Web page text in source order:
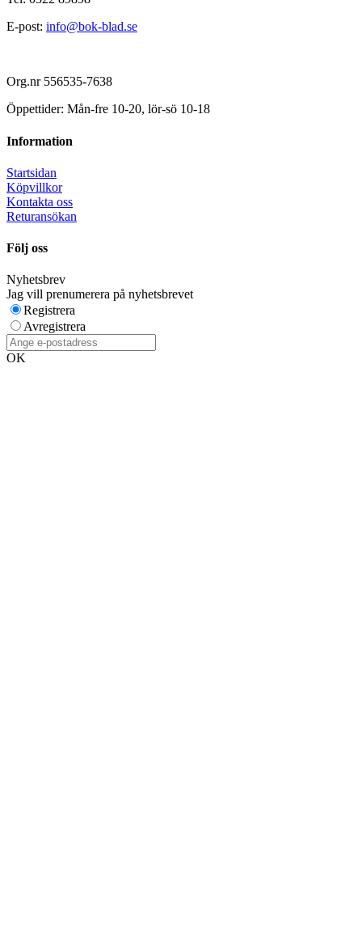
E-post: info@bok-blad.se
Org.nr 556535-7638
Öppettider: Mån-fre 10-20, lör-sö 10-18
Information
Startsidan
Köpvillkor
Kontakta oss
Returansökan
Följ oss
Nyhetsbrev
Jag vill prenumerera på nyhetsbrevet
Registrera
Avregistrera
OK